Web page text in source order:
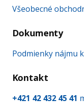
Všeobecné
Dokumenty
Podmienky nájmu
Kontakt
+421 42 432 45 41